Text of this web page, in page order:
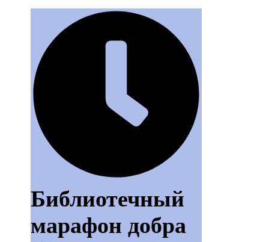
Библиотечный
марафон добра